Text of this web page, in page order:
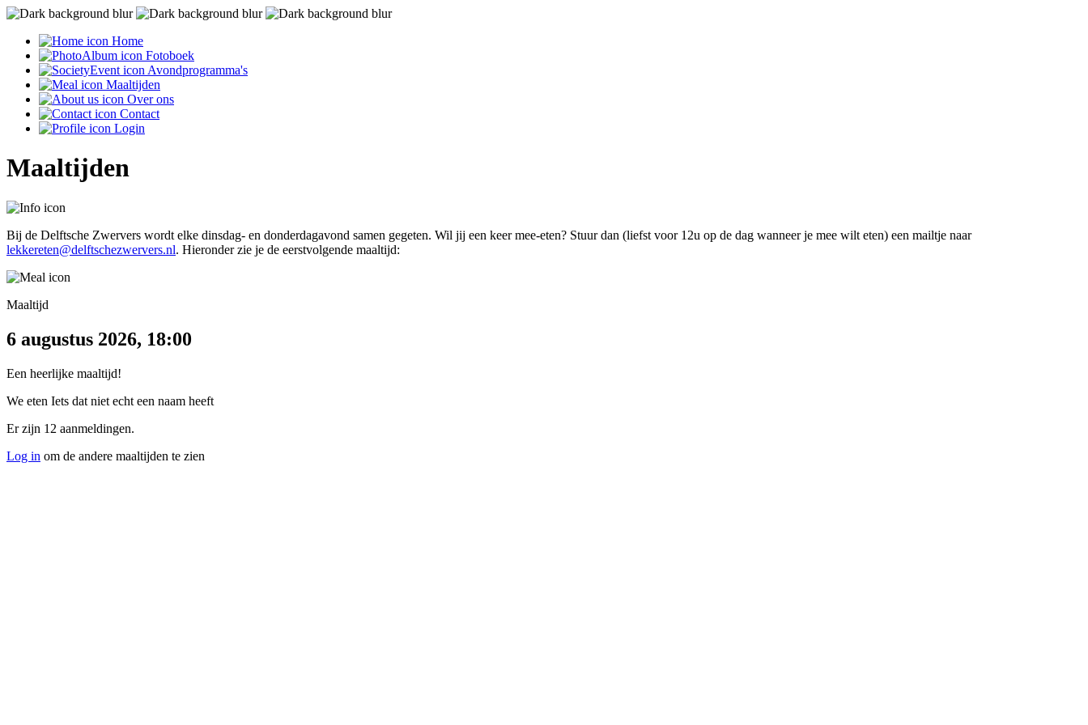
Home
Fotoboek
Avondprogramma's
Maaltijden
Over ons
Contact
Login
Maaltijden
Bij de Delftsche Zwervers wordt elke dinsdag- en donderdagavond samen gegeten. Wil jij een keer mee-eten? Stuur dan (liefst voor 12u op de dag wanneer je mee wilt eten) een mailtje naar
lekkereten@delftschezwervers.nl. Hieronder zie je de eerstvolgende maaltijd:
Maaltijd
6 augustus 2026, 18:00
Een heerlijke maaltijd!
We eten Iets dat niet echt een naam heeft
Er zijn 12 aanmeldingen.
Log in om de andere maaltijden te zien